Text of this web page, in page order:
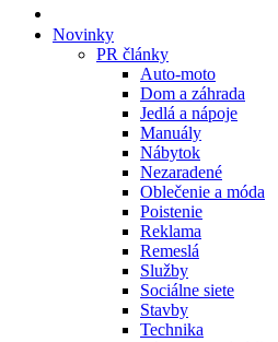
Novinky
PR články
Auto-moto
Dom a záhrada
Jedlá a nápoje
Manuály
Nábytok
Nezaradené
Oblečenie a móda
Poistenie
Reklama
Remeslá
Služby
Sociálne siete
Stavby
Technika